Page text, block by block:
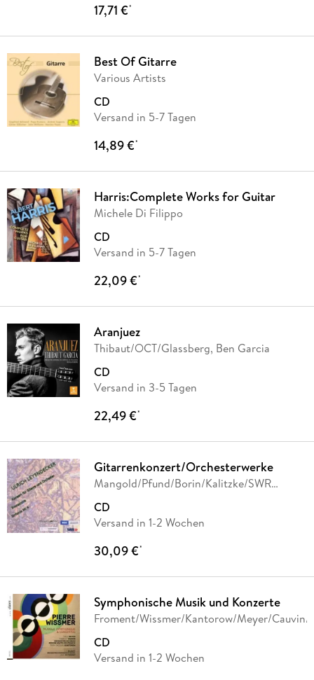
17,71 €*
Best Of Gitarre
Various Artists
CD
Versand in 5-7 Tagen
14,89 €*
Harris:Complete Works for Guitar
Michele Di Filippo
CD
Versand in 5-7 Tagen
22,09 €*
Aranjuez
Thibaut/OCT/Glassberg, Ben Garcia
CD
Versand in 3-5 Tagen
22,49 €*
Gitarrenkonzert/Orchesterwerke
Mangold/Pfund/Borin/Kalitzke/SWR
CD
Versand in 1-2 Wochen
30,09 €*
Symphonische Musik und Konzerte
Froment/Wissmer/Kantorow/Meyer/
CD
Versand in 1-2 Wochen